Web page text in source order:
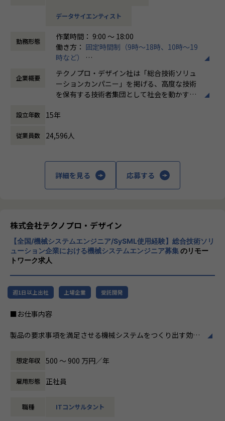
この度、「データ連携・データ基盤整備」「レガシーシステ
に、「コンサルティング×実行支援」を一体化したサービス
を提供します。
そのメンバーを募集いたします。エンジニアとして市場価値
を高め続けてみませんか。
【想定業務例】
・AIエージェントによる社内業務アプリケーションの開発
・Local LLMを使った評価業務の効率化
・AIプロンプト自動更新機能の開発
ロボット
次世代デバイス
医療機器
AR/VR製品
センシング/IoT etc…
会社の定める業務
データサイエンティスト
勤務形態
作業時間： 9:00 ～ 18:00
働き方： 固定時間制（9時～18時、10時～19
時など）
時間外労働の有無： 有（月平均20時間）
休憩時間： 60分
企業概要
テクノプロ・デザイン社は「総合技術ソリュ
ーションカンパニー」を掲げる、高度な技術
を保有する技術者集団として社会を動かすこ
に渡ります。いわゆる技術者派遣と呼ばれ
働く場所に関わらない事業支援や最新技術を
用いた研究開発などを行っています。
程プロジェクトの増加といった世の中で技術
者集団として価値提供を行うために、エンジ
ニアが生涯活躍できる環境を考え事業運営を
行っています。
設立年数 15年
従業員数 24,596人
詳細を見る 応募する
株式会社テクノプロ・デザイン
【全国/機械システムエンジニア/SySML使用経験】総合技術ソリ
ューション企業における機械システムエンジニア募集のリモー
トワーク求人
週1日以上出社 上場企業 受託開発
■お仕事内容
製品の要求事項を満足させる機械システムをつくり出す効率
モデルベースシステムズエンジニアリング（MBSE）やバー
チャルエンジニアリングを活用します。
【想定業務】
②デジタルツイン領域ソリューション開発（バーチャルエン
想定年収 500 〜 900 万円／年
雇用形態 正社員
職種 ITコンサルタント